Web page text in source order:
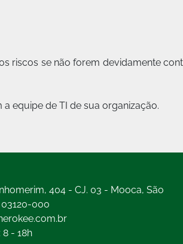
riscos se não forem devidamente
equipe de TI de sua organização.
404 - CJ. 03 - Mooca, São
000
8 - 18h